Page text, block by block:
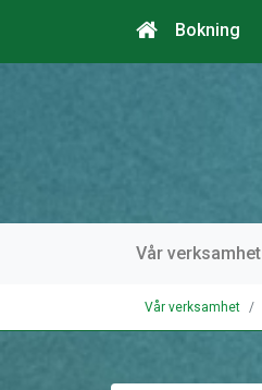
Bokning
Vår verksamhet
Vår verksamhet